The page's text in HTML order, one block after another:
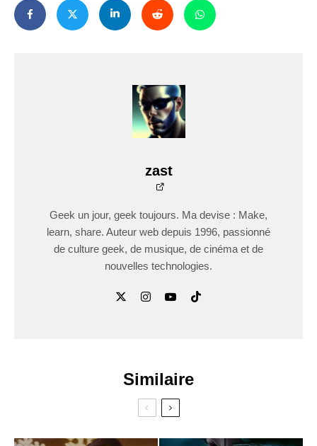
zast
Geek un jour, geek toujours. Ma devise : Make,
learn, share. Auteur web depuis 1996, passionné
de culture geek, de musique, de cinéma et de
nouvelles technologies.
Similaire